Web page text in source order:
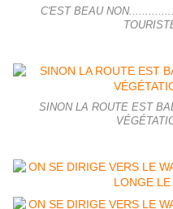
C'EST BEAU
SINON LA ROUTE EST